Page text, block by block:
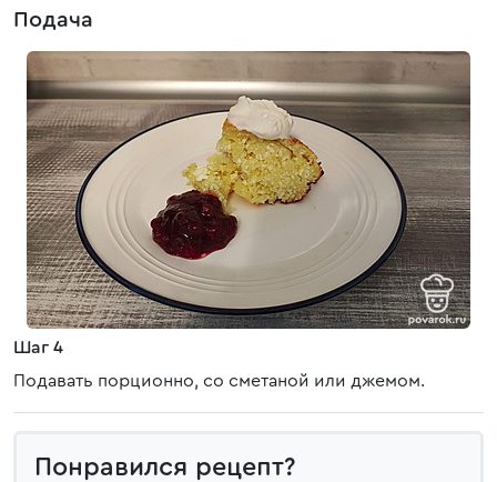
Подача
Шаг 4
Подавать порционно, со сметаной или джемом.
Понравился рецепт?